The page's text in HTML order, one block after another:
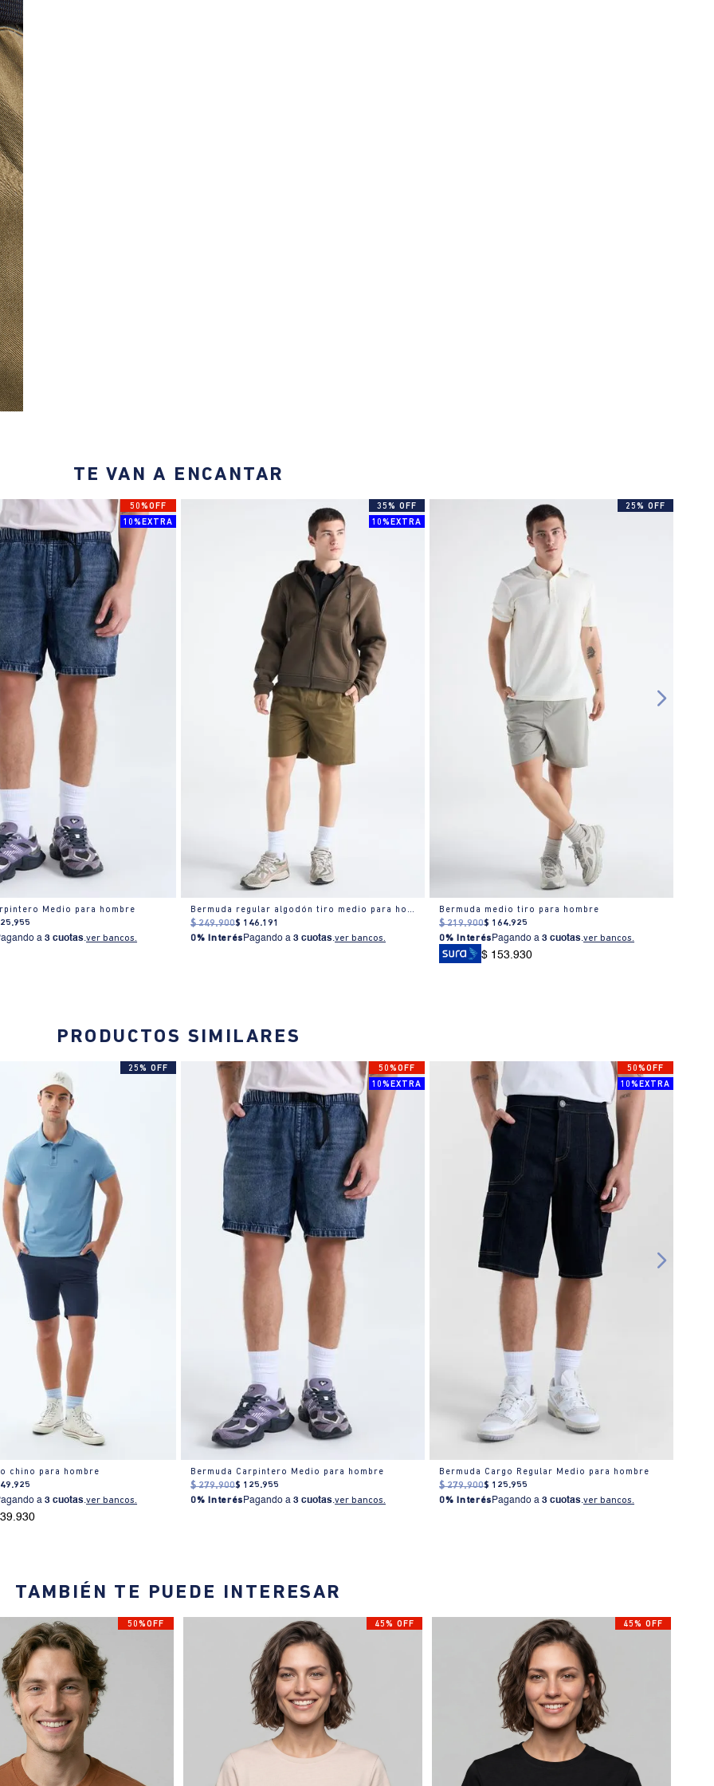
TE VAN A ENCANTAR
50%OFF
10%EXTRA
Medio para hombre
.955
a3 cuotas.ver bancos.
35% OFF
10%EXTRA
Bermuda regular algodón tiro medio para hombre
$ 249.900$ 146.191
0% Interés Pagando a3 cuotas.ver bancos.
25% OFF
Bermuda medio tiro para hombre
$ 219.900$ 164.925
0% Interés Pagando a3 cuotas.ver bancos.
$ 153.930
PRODUCTOS SIMILARES
25% OFF
chino para hombre
.925
a3 cuotas.ver bancos.
50%OFF
10%EXTRA
Bermuda Carpintero Medio para hombre
$ 279.900$ 125.955
0% Interés Pagando a3 cuotas.ver bancos.
50%OFF
10%EXTRA
Bermuda Cargo Regular Medio para hombre
$ 279.900$ 125.955
0% Interés Pagando a3 cuotas.ver bancos.
TAMBIÉN TE PUEDE INTERESAR
50%OFF 45% OFF 45% OFF